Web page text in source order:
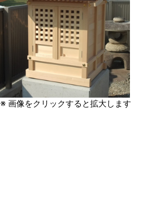
※ 画像をクリックすると拡大します